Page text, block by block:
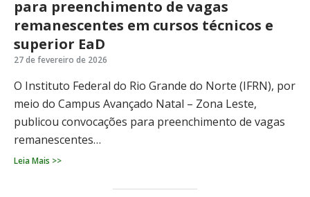
para preenchimento de vagas
remanescentes em cursos técnicos e
superior EaD
27 de fevereiro de 2026
O Instituto Federal do Rio Grande do Norte (IFRN), por
meio do Campus Avançado Natal – Zona Leste,
publicou convocações para preenchimento de vagas
remanescentes…
Leia Mais >>